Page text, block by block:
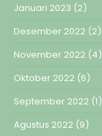
Januari 2023 (2)
Desember 2022 (2)
November 2022 (4)
Oktober 2022 (6)
September 2022 (1)
Agustus 2022 (9)